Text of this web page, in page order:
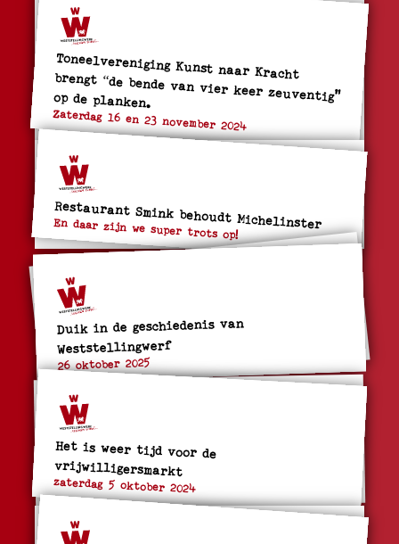
Toneelvereniging Kunst naar Kracht
brengt “de bende van vier keer zeuventig" op de planken.
Zaterdag 16 en 23 november 2024
Restaurant Smink behoudt Michelinster
En daar zijn we super trots op!
Duik in de geschiedenis van
Weststellingwerf
26 oktober 2025
Het is weer tijd voor de
vrijwilligersmarkt
zaterdag 5 oktober 2024